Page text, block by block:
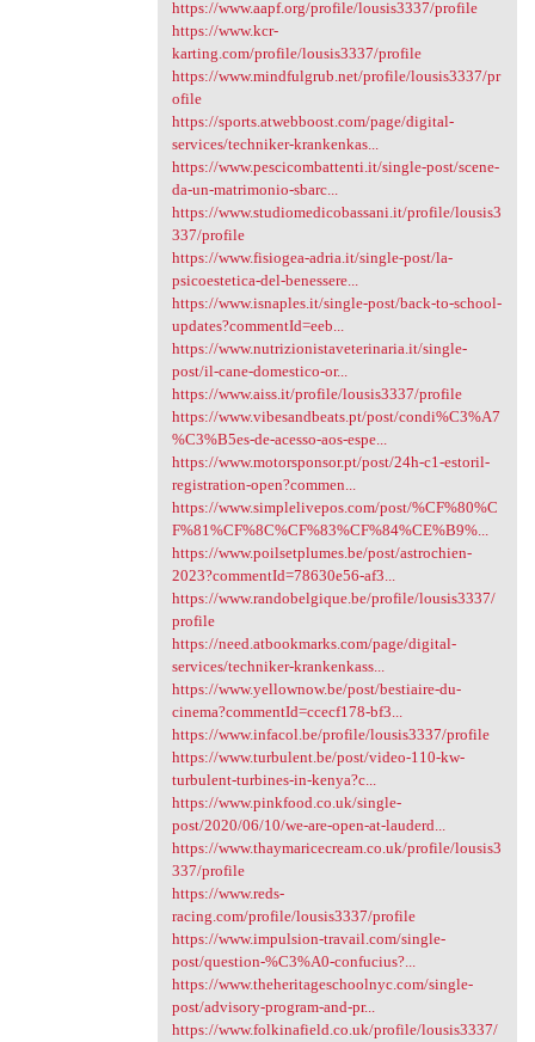
https://www.aapf.org/profile/lousis3337/profile
https://www.kcr-
karting.com/profile/lousis3337/profile
https://www.mindfulgrub.net/profile/lousis3337/pr
ofile
https://sports.atwebboost.com/page/digital-
services/techniker-krankenkas...
https://www.pescicombattenti.it/single-post/scene-
da-un-matrimonio-sbarc...
https://www.studiomedicobassani.it/profile/lousis3
337/profile
https://www.fisiogea-adria.it/single-post/la-
psicoestetica-del-benessere...
https://www.isnaples.it/single-post/back-to-school-
updates?commentId=eeb...
https://www.nutrizionistaveterinaria.it/single-
post/il-cane-domestico-or...
https://www.aiss.it/profile/lousis3337/profile
https://www.vibesandbeats.pt/post/condi%C3%A7
%C3%B5es-de-acesso-aos-espe...
https://www.motorsponsor.pt/post/24h-c1-estoril-
registration-open?commen...
https://www.simplelivepos.com/post/%CF%80%C
F%81%CF%8C%CF%83%CF%84%CE%B9%...
https://www.poilsetplumes.be/post/astrochien-
2023?commentId=78630e56-af3...
https://www.randobelgique.be/profile/lousis3337/
profile
https://need.atbookmarks.com/page/digital-
services/techniker-krankenkass...
https://www.yellownow.be/post/bestiaire-du-
cinema?commentId=ccecf178-bf3...
https://www.infacol.be/profile/lousis3337/profile
https://www.turbulent.be/post/video-110-kw-
turbulent-turbines-in-kenya?c...
https://www.pinkfood.co.uk/single-
post/2020/06/10/we-are-open-at-lauderd...
https://www.thaymaricecream.co.uk/profile/lousis3
337/profile
https://www.reds-
racing.com/profile/lousis3337/profile
https://www.impulsion-travail.com/single-
post/question-%C3%A0-confucius?...
https://www.theheritageschoolnyc.com/single-
post/advisory-program-and-pr...
https://www.folkinafield.co.uk/profile/lousis3337/